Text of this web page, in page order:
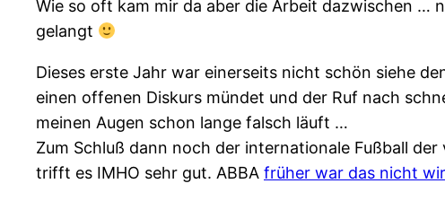
Wie so oft kam mir da aber die Arbeit dazwischen …
gelangt
Dieses erste Jahr war einerseits nicht schön siehe
einen offenen Diskurs mündet und der Ruf nach
meinen Augen schon lange falsch läuft …
Zum Schluß dann noch der internationale Fußball
trifft es IMHO sehr gut. ABBA früher war das nicht